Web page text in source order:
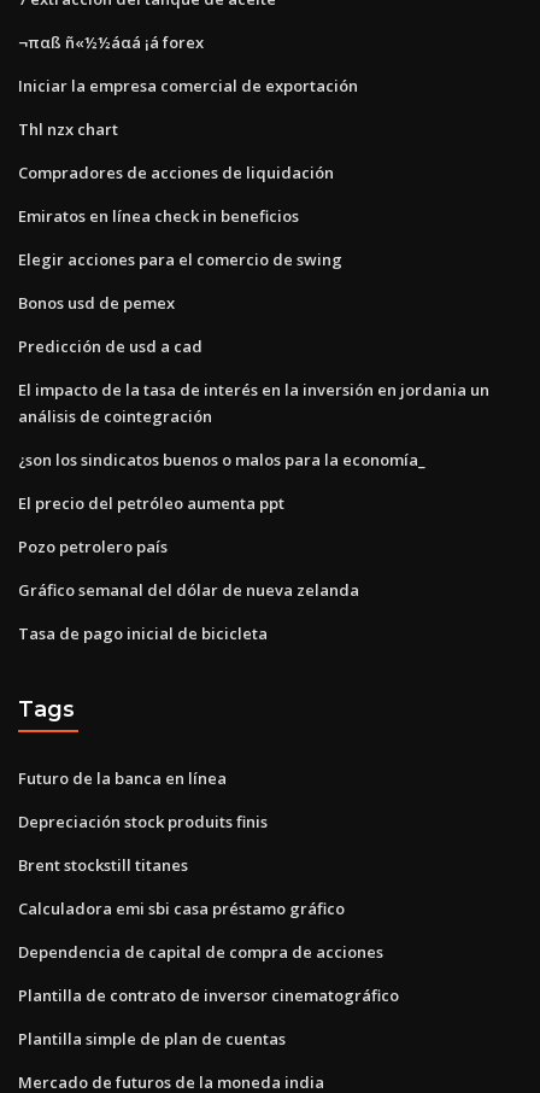
¬παß ñ«½½áαá ¡á forex
Iniciar la empresa comercial de exportación
Thl nzx chart
Compradores de acciones de liquidación
Emiratos en línea check in beneficios
Elegir acciones para el comercio de swing
Bonos usd de pemex
Predicción de usd a cad
El impacto de la tasa de interés en la inversión en jordania un
análisis de cointegración
¿son los sindicatos buenos o malos para la economía_
El precio del petróleo aumenta ppt
Pozo petrolero país
Gráfico semanal del dólar de nueva zelanda
Tasa de pago inicial de bicicleta
Tags
Futuro de la banca en línea
Depreciación stock produits finis
Brent stockstill titanes
Calculadora emi sbi casa préstamo gráfico
Dependencia de capital de compra de acciones
Plantilla de contrato de inversor cinematográfico
Plantilla simple de plan de cuentas
Mercado de futuros de la moneda india